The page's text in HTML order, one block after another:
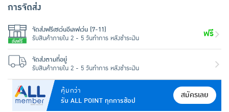
คุ้มกว่า
รับ ALL POINT ทุกการช้อป
สมัครเลย
การจัดส่ง
จัดส่งฟรีเซเว่นอีเลฟเว่น (7-11)
รับสินค้าภายใน 2 - 5 วันทำการ หลังชำระเงิน
ฟรี
จัดส่งตามที่อยู่
รับสินค้าภายใน 2 - 5 วันทำการ หลังชำระเงิน